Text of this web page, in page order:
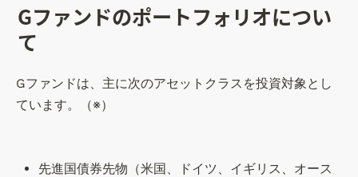
Gファンドのポートフォリオについ
て
Gファンドは、主に次のアセットクラスを投資対象とし
ています。（※）
先進国債券先物（米国、ドイツ、イギリス、オース